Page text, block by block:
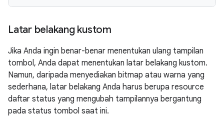
Latar belakang kustom
Jika Anda ingin benar-benar menentukan ulang tampilan
tombol, Anda dapat menentukan latar belakang kustom.
Namun, daripada menyediakan bitmap atau warna yang
sederhana, latar belakang Anda harus berupa resource
daftar status yang mengubah tampilannya bergantung
pada status tombol saat ini.